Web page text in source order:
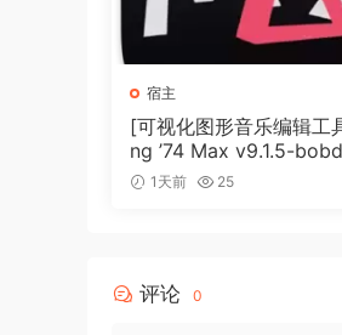
• 从丰富的第三方
集成音频编辑
• 在导入时分配角色，以
• 直接在时间线中展开和
• 应用直观的基于 Logic
搭载 Apple Silicon 芯片
宿主
[可视化图形音乐编辑工
ng ’74 Max v9.1.5-
N]（724MB）
1天前 25
评论 0